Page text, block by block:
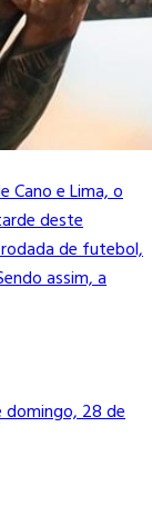
Cano e Lima, o
deste
de futebol,
assim, a
domingo, 28 de